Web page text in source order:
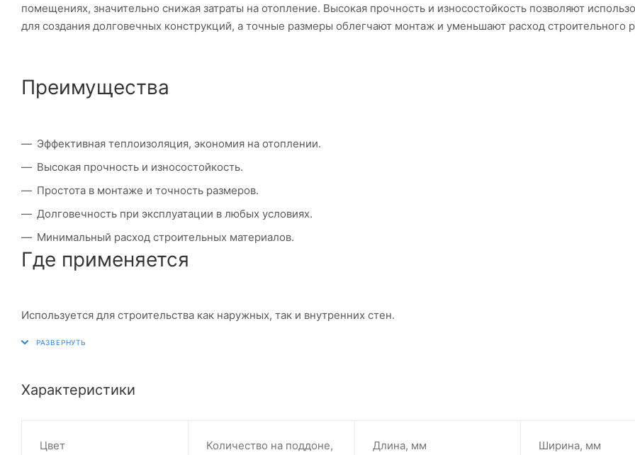
помещениях, значительно снижая затраты на отопление. Высокая прочность и износостойкость позволяют
для создания долговечных конструкций, а точные размеры облегчают монтаж и уменьшают расход строительного
Преимущества
Эффективная теплоизоляция, экономия на отоплении.
Высокая прочность и износостойкость.
Простота в монтаже и точность размеров.
Долговечность при эксплуатации в любых условиях.
Минимальный расход строительных материалов.
Где применяется
Используется для строительства как наружных, так и внутренних стен.
Характеристики
Цвет
Количество на поддоне,
Длина, мм
Ширина, мм